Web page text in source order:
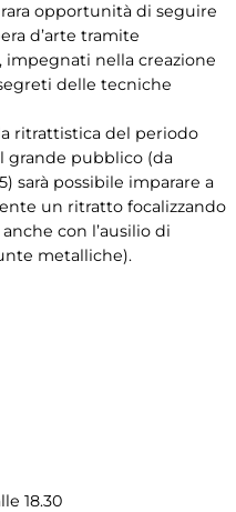
opportunità di seguire
d’arte tramite
impegnati nella creazione
delle tecniche
ritrattistica del periodo
grande pubblico (da
sarà possibile imparare a
un ritratto focalizzando
con l’ausilio di
metalliche).
18.30